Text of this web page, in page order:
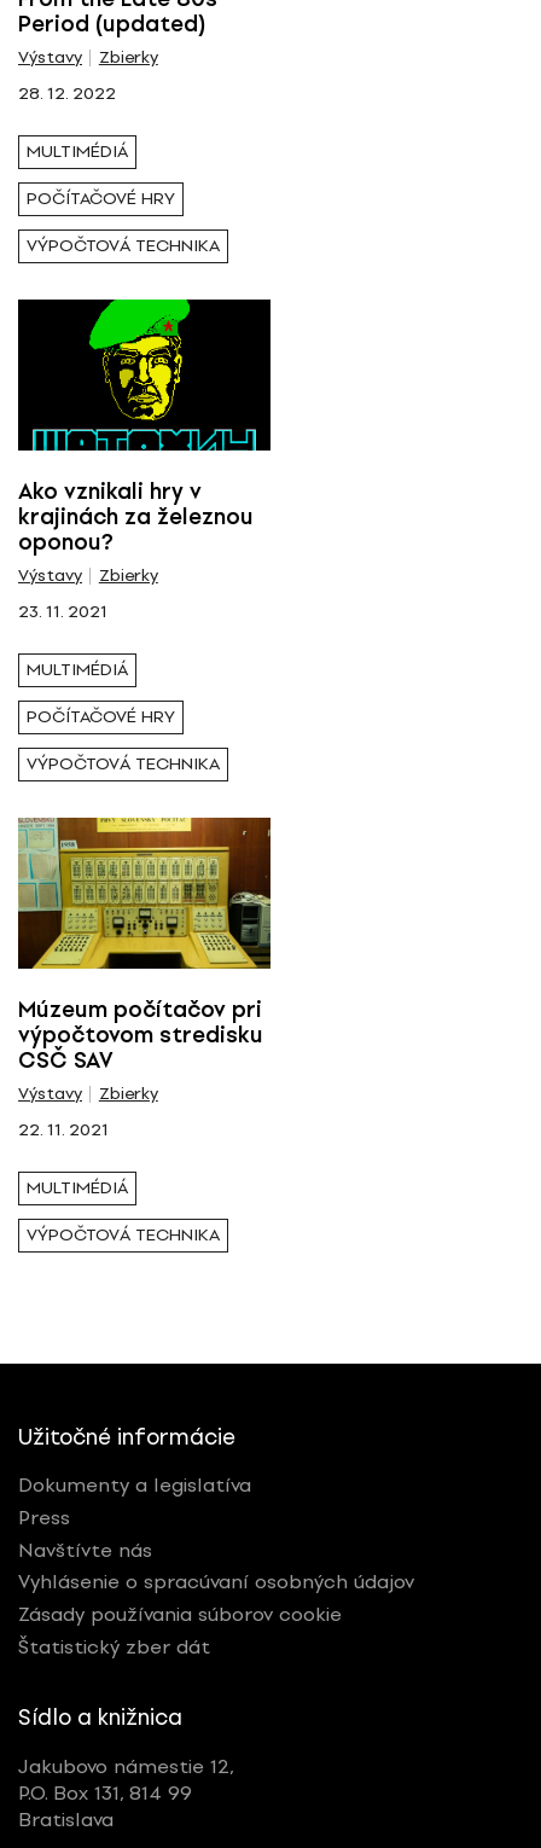
Tagy
Výpočtová technika
Period (updated)
Výstavy
Zbierky
28. 12. 2022
MULTIMÉDIÁ
POČÍTAČOVÉ HRY
VÝPOČTOVÁ TECHNIKA
Ako vznikali hry v
krajinách za železnou
oponou?
Výstavy
Zbierky
23. 11. 2021
MULTIMÉDIÁ
POČÍTAČOVÉ HRY
VÝPOČTOVÁ TECHNIKA
Múzeum počítačov pri
výpočtovom stredisku
CSČ SAV
Výstavy
Zbierky
22. 11. 2021
MULTIMÉDIÁ
VÝPOČTOVÁ TECHNIKA
Užitočné informácie
Dokumenty a legislatíva
Press
Navštívte nás
Vyhlásenie o spracúvaní osobných údajov
Zásady používania súborov cookie
Štatistický zber dát
Sídlo a knižnica
Jakubovo námestie 12,
P.O. Box 131, 814 99
Bratislava